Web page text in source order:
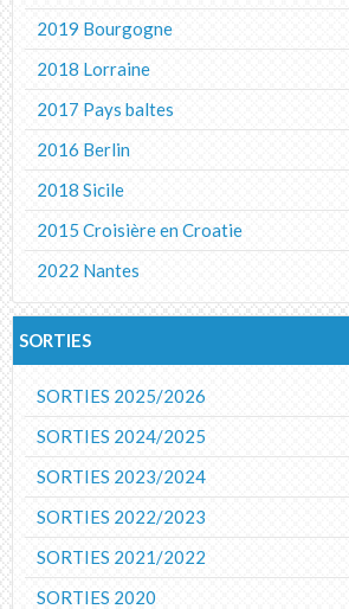
2019 Bourgogne
2018 Lorraine
2017 Pays baltes
2016 Berlin
2018 Sicile
2015 Croisière en Croatie
2022 Nantes
SORTIES
SORTIES 2025/2026
SORTIES 2024/2025
SORTIES 2023/2024
SORTIES 2022/2023
SORTIES 2021/2022
SORTIES 2020